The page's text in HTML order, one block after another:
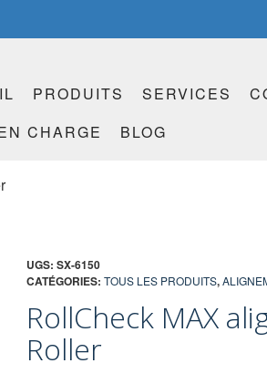
PRODUITS SERVICES
CHARGE
BLOG
UGS:SX-6150
CATÉGORIES:TOUS LES PRODUITS,
RollCheck MAX
Roller